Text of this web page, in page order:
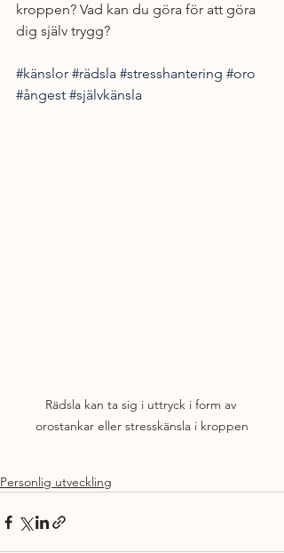
kroppen? Vad kan du göra för att göra
dig själv trygg?
#känslor #rädsla #stresshantering #oro
#ångest #självkänsla
Rädsla kan ta sig i uttryck i form av
orostankar eller stresskänsla i kroppen
Personlig utveckling